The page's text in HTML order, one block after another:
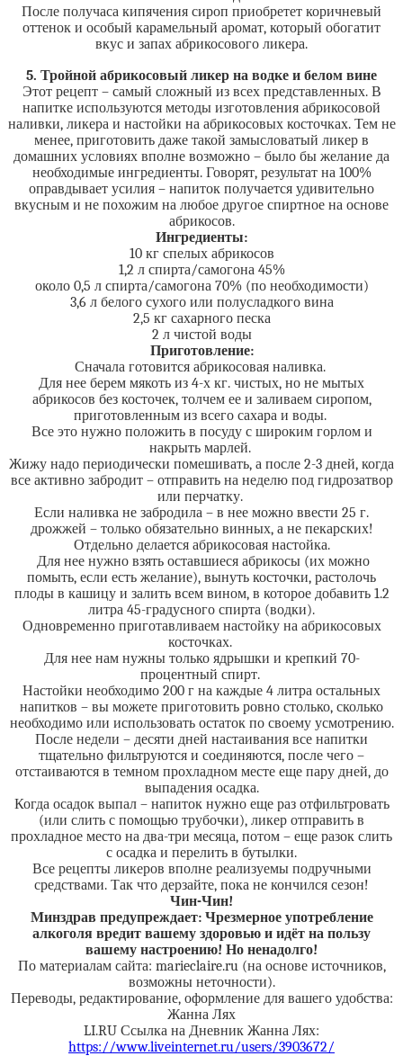
После получаса кипячения сироп приобретет коричневый
оттенок и особый карамельный аромат, который обогатит
вкус и запах абрикосового ликера.
5. Тройной абрикосовый ликер на водке и белом вине
Этот рецепт – самый сложный из всех представленных. В
напитке используются методы изготовления абрикосовой
наливки, ликера и настойки на абрикосовых косточках. Тем не
менее, приготовить даже такой замысловатый ликер в
домашних условиях вполне возможно – было бы желание да
необходимые ингредиенты. Говорят, результат на 100%
оправдывает усилия – напиток получается удивительно
вкусным и не похожим на любое другое спиртное на основе
абрикосов.
Ингредиенты:
10 кг спелых абрикосов
1,2 л спирта/самогона 45%
около 0,5 л спирта/самогона 70% (по необходимости)
3,6 л белого сухого или полусладкого вина
2,5 кг сахарного песка
2 л чистой воды
Приготовление:
Сначала готовится абрикосовая наливка.
Для нее берем мякоть из 4-х кг. чистых, но не мытых
абрикосов без косточек, толчем ее и заливаем сиропом,
приготовленным из всего сахара и воды.
Все это нужно положить в посуду с широким горлом и
накрыть марлей.
Жижу надо периодически помешивать, а после 2-3 дней, когда
все активно забродит – отправить на неделю под гидрозатвор
или перчатку.
Если наливка не забродила – в нее можно ввести 25 г.
дрожжей – только обязательно винных, а не пекарских!
Отдельно делается абрикосовая настойка.
Для нее нужно взять оставшиеся абрикосы (их можно
помыть, если есть желание), вынуть косточки, растолочь
плоды в кашицу и залить всем вином, в которое добавить 1.2
литра 45-градусного спирта (водки).
Одновременно приготавливаем настойку на абрикосовых
косточках.
Для нее нам нужны только ядрышки и крепкий 70-
процентный спирт.
Настойки необходимо 200 г на каждые 4 литра остальных
напитков – вы можете приготовить ровно столько, сколько
необходимо или использовать остаток по своему усмотрению.
После недели – десяти дней настаивания все напитки
тщательно фильтруются и соединяются, после чего –
отстаиваются в темном прохладном месте еще пару дней, до
выпадения осадка.
Когда осадок выпал – напиток нужно еще раз отфильтровать
(или слить с помощью трубочки), ликер отправить в
прохладное место на два-три месяца, потом – еще разок слить
с осадка и перелить в бутылки.
Все рецепты ликеров вполне реализуемы подручными
средствами. Так что дерзайте, пока не кончился сезон!
Чин-Чин!
Минздрав предупреждает: Чрезмерное употребление
алкоголя вредит вашему здоровью и идёт на пользу
вашему настроению! Но ненадолго!
По материалам сайта: marieclaire.ru (на основе источников,
возможны неточности).
Переводы, редактирование, оформление для вашего удобства:
Жанна Лях
LI.RU Ссылка на Дневник Жанна Лях:
https://www.liveinternet.ru/users/3903672/